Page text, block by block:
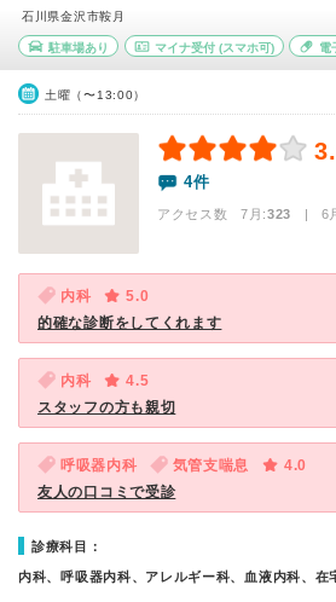
石川県金沢市鞍月
駐車場あり マイナ受付(スマホ可) 電
土曜（〜13:00）
4件
アクセス数 7月:323 | 6
内科
5.0
的確な診断をしてくれます
内科
4.5
スタッフの方も親切
呼吸器内科 気管支喘息
4.0
友人の口コミで受診
診療科目：
内科、呼吸器内科、アレルギー科、血液内科、在